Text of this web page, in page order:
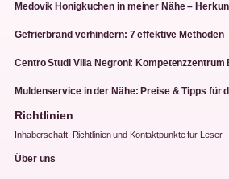
Medovik Honigkuchen in meiner Nähe –
Gefrierbrand verhindern: 7 effektive Methoden
Centro Studi Villa Negroni: Kompetenzzentrum
Muldenservice in der Nähe: Preise & Tipps für
Richtlinien
Inhaberschaft, Richtlinien und Kontaktpunkte fur Leser.
Über uns